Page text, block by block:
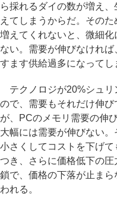
ら採れるダイの数が増え
えてしまうからだ。その
増えてくれないと、微細
ない。需要が伸びなけれ
すます供給過多になってし
テクノロジが20%シュリ
ので、需要もそれだけ伸
が、PCのメモリ需要の伸
大幅には需要が伸びない
小さくしてコストを下げ
つき、さらに価格低下の
鎖で、価格の下落が止ま
われる。